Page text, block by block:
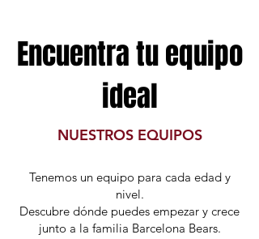
Encuentra tu equipo
ideal
NUESTROS EQUIPOS
Tenemos un equipo para cada edad y
nivel.
Descubre dónde puedes empezar y crece
junto a la familia Barcelona Bears.